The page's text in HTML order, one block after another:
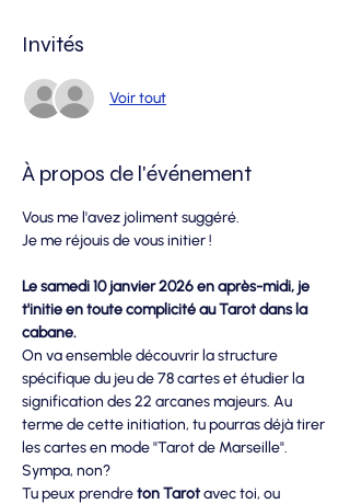
Invités
Voir tout
À propos de l'événement
Vous me l'avez joliment suggéré.
Je me réjouis de vous initier !
Le samedi 10 janvier 2026 en après-midi, je
t'initie en toute complicité au Tarot dans la
cabane.
On va ensemble découvrir la structure
spécifique du jeu de 78 cartes et étudier la
signification des 22 arcanes majeurs. Au
terme de cette initiation, tu pourras déjà tirer
les cartes en mode "Tarot de Marseille".
Sympa, non?
Tu peux prendre ton Tarot avec toi, ou